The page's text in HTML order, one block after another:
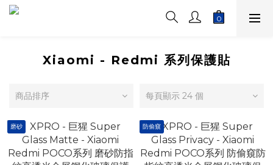
Xiaomi - Redmi 系列保護貼
商品排序 每頁顯示 24 個
磨砂 防偷窺